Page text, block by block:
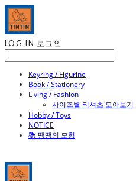
LOG IN 로그인
Keyring / Figurine
Book / Stationery
Living / Fashion
사이즈별 티셔츠 모아보기
Hobby / Toys
NOTICE
📚 땡땡의 모험